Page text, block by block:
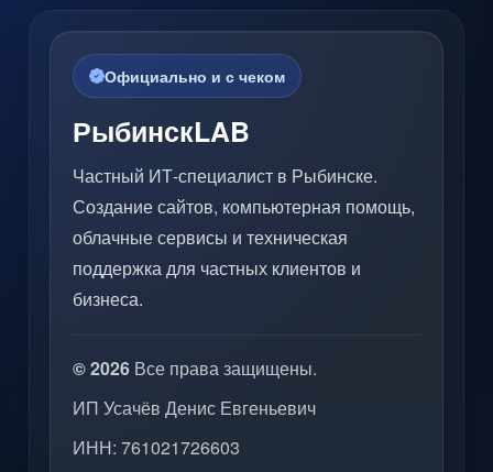
Официально и с чеком
РыбинскLAB
Частный ИТ-специалист в Рыбинске.
Создание сайтов, компьютерная помощь,
облачные сервисы и техническая
поддержка для частных клиентов и
бизнеса.
© 2026 Все права защищены.
ИП Усачёв Денис Евгеньевич
ИНН: 761021726603